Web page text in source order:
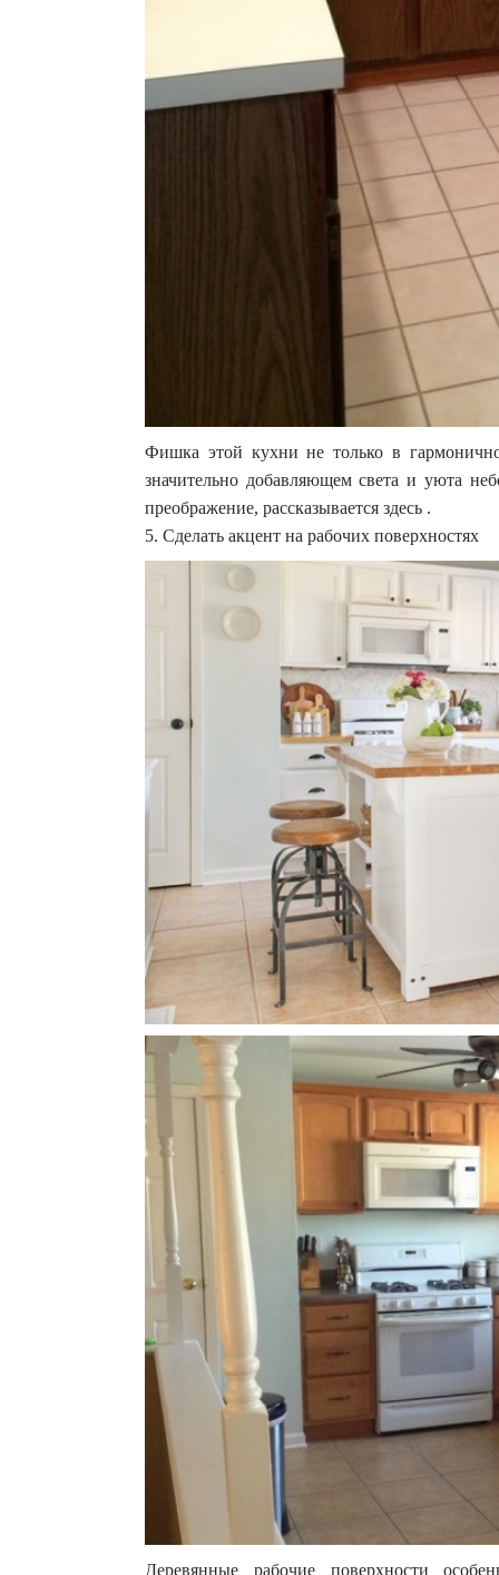
Фишка этой кухни не только в
значительно добавляющем света и уюта
преображение, рассказывается здесь .
5. Сделать акцент на рабочих поверхностях
Деревянные рабочие поверхности